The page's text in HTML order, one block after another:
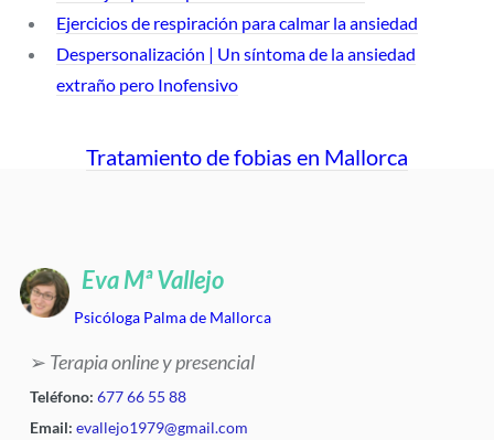
Ejercicios de respiración para calmar la ansiedad
Despersonalización | Un síntoma de la ansiedad
extraño pero Inofensivo
Tratamiento de fobias en Mallorca
Eva Mª Vallejo
Psicóloga Palma de Mallorca
➢ Terapia online y presencial
Teléfono: 677 66 55 88
Email: evallejo1979@gmail.com